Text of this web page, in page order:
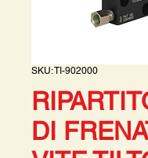
SKU: TI-902000
DI